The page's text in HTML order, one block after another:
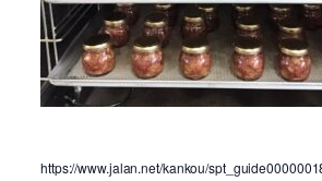
https://www.jalan.net/kankou/